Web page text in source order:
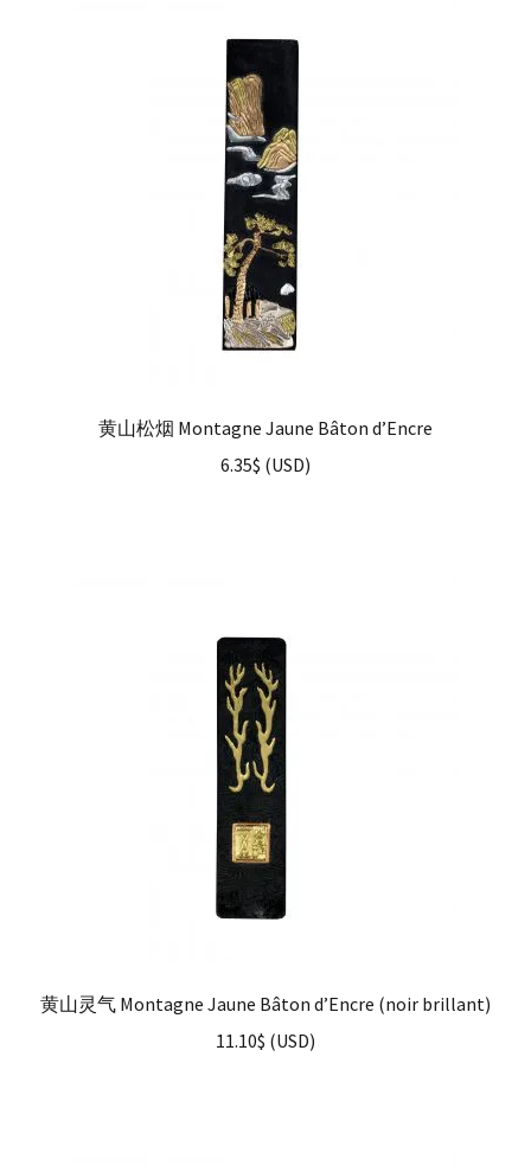
黄山松烟 Montagne Jaune Bâton d’Encre
6.35$ (USD)
黄山灵气 Montagne Jaune Bâton d’Encre (noir brillant)
11.10$ (USD)